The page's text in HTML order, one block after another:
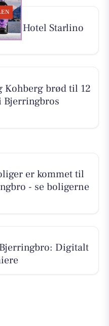
har Hotel Starlino
Kohberg brød til 12
Bjerringbros
er kommet til
- se boligerne
Digitalt